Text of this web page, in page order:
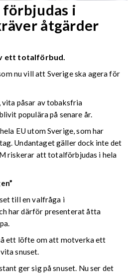
i
åtgärder
ett totalförbud.
nu vill att Sverige ska agera för
vita påsar av tobaksfria
populära på senare år.
EU utom Sverige, som har
Undantaget gäller dock inte det
riskerar att totalförbjudas i hela
till en valfråga i
har därför presenterat åtta
ett löfte om att motverka ett
snuset.
ger sig på snuset. Nu ser det